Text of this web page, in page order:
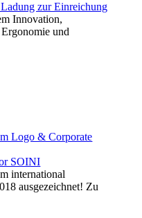
zur Einreichung
Innovation,
und
Logo & Corporate
SOINI
international
ausgezeichnet! Zu